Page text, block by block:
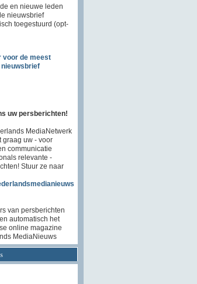
en nieuwe leden
nieuwsbrief
toegestuurd (opt-
voor de meest
uw persberichten!
MediaNetwerk
graag uw - voor
communicatie
relevante -
Stuur ze naar
van persberichten
automatisch het
online magazine
MediaNieuws